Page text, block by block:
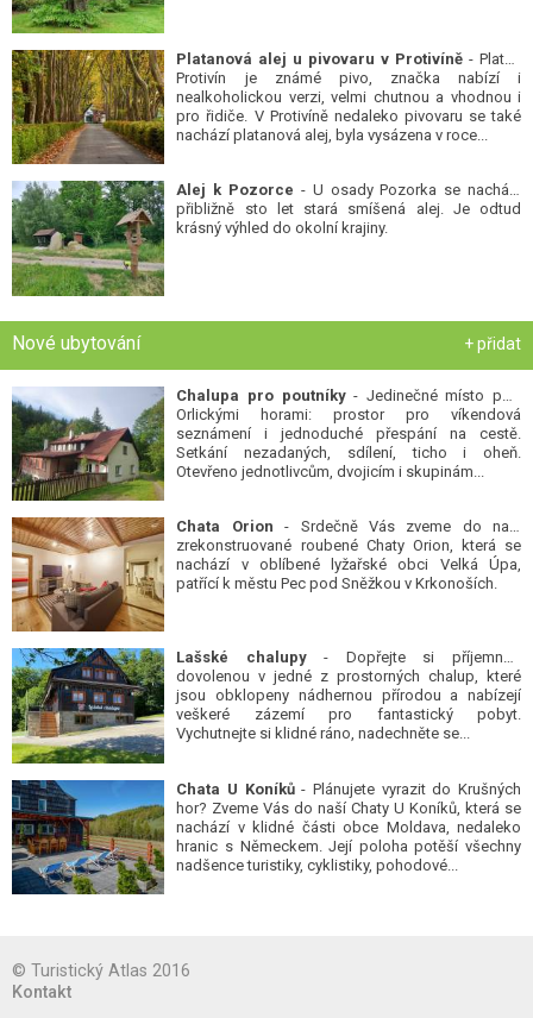
Platanová alej u pivovaru v Protivíně - Platan
Protivín je známé pivo, značka nabízí i
nealkoholickou verzi, velmi chutnou a vhodnou i
pro řidiče. V Protivíně nedaleko pivovaru se také
nachází platanová alej, byla vysázena v roce...
Alej k Pozorce - U osady Pozorka se nachází
přibližně sto let stará smíšená alej. Je odtud
krásný výhled do okolní krajiny.
Nové ubytování + přidat
Chalupa pro poutníky- Jedinečné místo pod
Orlickými horami: prostor pro víkendová
seznámení i jednoduché přespání na cestě.
Setkání nezadaných, sdílení, ticho i oheň.
Otevřeno jednotlivcům, dvojicím i skupinám...
Chata Orion - Srdečně Vás zveme do naší
zrekonstruované roubené Chaty Orion, která se
nachází v oblíbené lyžařské obci Velká Úpa,
patřící k městu Pec pod Sněžkou v Krkonoších.
Lašské chalupy- Dopřejte si příjemnou
dovolenou v jedné z prostorných chalup, které
jsou obklopeny nádhernou přírodou a nabízejí
veškeré zázemí pro fantastický pobyt.
Vychutnejte si klidné ráno, nadechněte se...
Chata U Koníků- Plánujete vyrazit do Krušných
hor? Zveme Vás do naší Chaty U Koníků, která se
nachází v klidné části obce Moldava, nedaleko
hranic s Německem. Její poloha potěší všechny
nadšence turistiky, cyklistiky, pohodové...
© Turistický Atlas 2016
Kontakt